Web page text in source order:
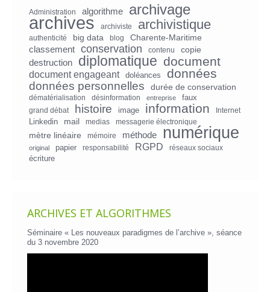
Administration algorithme archivage
archives archiviste archivistique
authenticité big data blog
Charente-Maritime
classement
conservation contenu
copie
destruction
diplomatique document
document engageant doléances données
données personnelles durée de conservation
dématérialisation désinformation entreprise faux
grand débat histoire image information Internet
Linkedin mail medias messagerie électronique
mètre linéaire mémoire méthode numérique
original papier responsabilité RGPD réseaux sociaux
écriture
ARCHIVES ET ALGORITHMES
Séminaire « Les nouveaux paradigmes de l’archive », séance
du 3 novembre 2020